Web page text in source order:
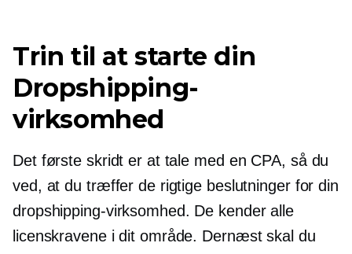
Trin til at starte din
Dropshipping-
virksomhed
Det første skridt er at tale med en CPA, så du
ved, at du træffer de rigtige beslutninger for din
dropshipping-virksomhed. De kender alle
licenskravene i dit område. Dernæst skal du